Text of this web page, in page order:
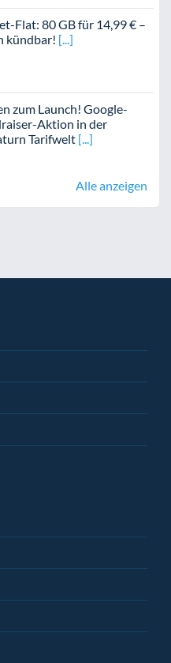
Flat: 80 GB für 14,99 € –
kündbar!
zum Launch! Google-
Aktion in der
Tarifwelt
Alle anzeigen